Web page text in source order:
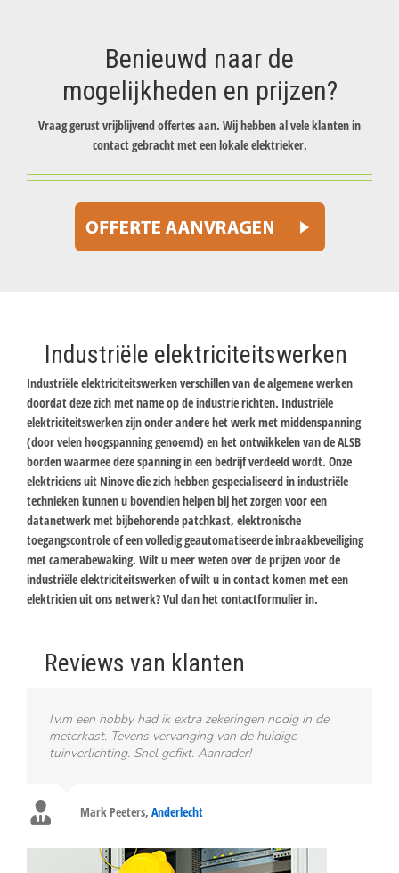
Benieuwd naar de
mogelijkheden en prijzen?
Vraag gerust vrijblijvend offertes aan. Wij hebben al vele klanten in
contact gebracht met een lokale elektrieker.
Industriële elektriciteitswerken
Industriële elektriciteitswerken verschillen van de algemene werken
doordat deze zich met name op de industrie richten. Industriële
elektriciteitswerken zijn onder andere het werk met middenspanning
(door velen hoogspanning genoemd) en het ontwikkelen van de ALSB
borden waarmee deze spanning in een bedrijf verdeeld wordt. Onze
elektriciens uit Ninove die zich hebben gespecialiseerd in industriële
technieken kunnen u bovendien helpen bij het zorgen voor een
datanetwerk met bijbehorende patchkast, elektronische
toegangscontrole of een volledig geautomatiseerde inbraakbeveiliging
met camerabewaking. Wilt u meer weten over de prijzen voor de
industriële elektriciteitswerken of wilt u in contact komen met een
elektricien uit ons netwerk? Vul dan het contactformulier in.
Reviews van klanten
I.v.m een hobby had ik extra zekeringen nodig in de
meterkast. Tevens vervanging van de huidige
tuinverlichting. Snel gefixt. Aanrader!
Mark Peeters, Anderlecht